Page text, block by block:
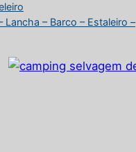
Lancha – Barco – Estaleiro –